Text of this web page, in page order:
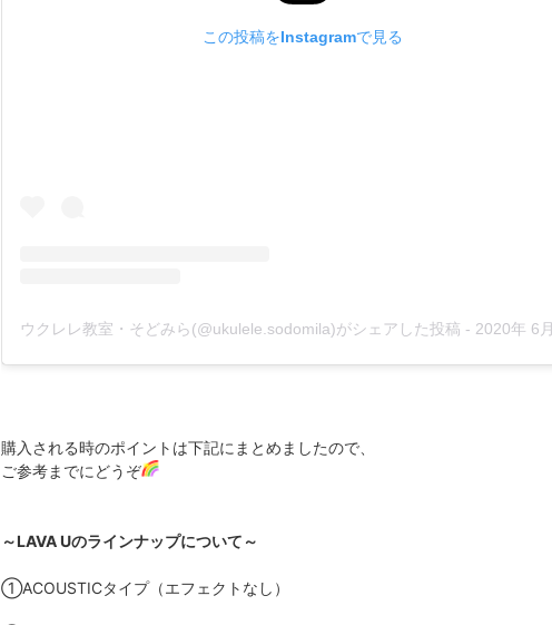
この投稿をInstagramで見る
ウクレレ教室・そどみら(@ukulele.sodomila)がシェアした投稿 - 2020年 6月月21日午前3時58分PDT
購入される時のポイントは下記にまとめましたので、
ご参考までにどうぞ
～LAVA Uのラインナップについて～
①ACOUSTICタイプ（エフェクトなし）